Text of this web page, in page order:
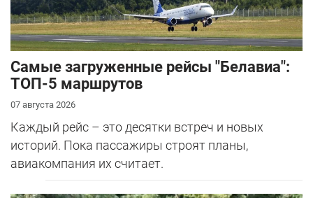
Самые загруженные рейсы "Белавиа":
ТОП-5 маршрутов
07 августа 2026
Каждый рейс – это десятки встреч и новых
историй. Пока пассажиры строят планы,
авиакомпания их считает.